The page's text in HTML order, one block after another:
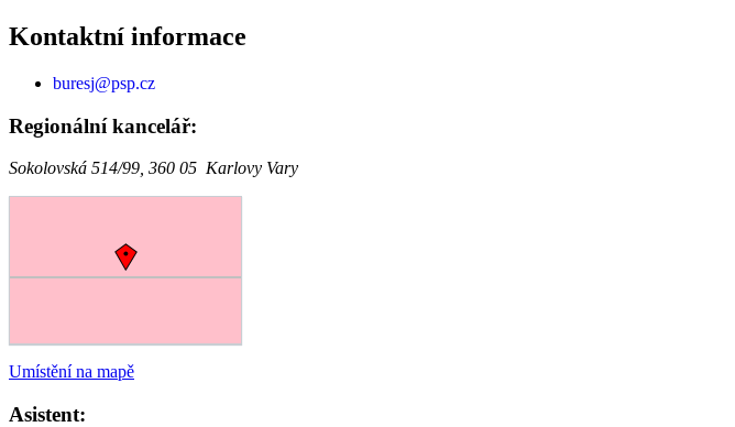
Kontaktní informace
buresj@psp.cz
Regionální kancelář:
Sokolovská 514/99, 360 05 Karlovy Vary
Umístění na mapě
Asistent: